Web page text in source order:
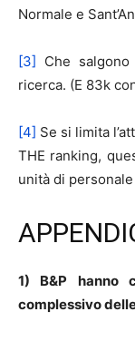
Normale e
[3] Che
ricerca. (E 83k
[4] Se si limita
THE ranking,
unità di
1) B&P hanno
complessivo